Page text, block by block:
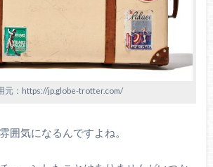
元：https://jp.globe-trotter.com/
囲気になるんですよね。